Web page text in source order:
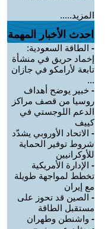
المزيد.....
احدث الأخبار المهمة
- الطاقة السعودية:
إخماد حريق في منشأة
تابعة لأرامكو في جازان
...
- خبير يوضح أهداف
روسيا من قصف مراكز
الدعم اللوجستي في
كييف
- الاتحاد الأوروبي يشدّد
شروط توفير الحماية
للأوكرانيين
- الإدارة الأمريكية
تخطط لمواجهة طويلة
مع إيران
- الصين قد تحوز على
مستقبل الطاقة
- واشنطن وطهران